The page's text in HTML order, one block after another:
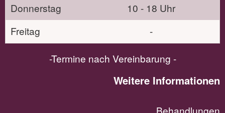
Donnerstag
10 - 18 Uhr
Freitag
-
-Termine nach Vereinbarung -
Weitere Informationen
Behandlungen